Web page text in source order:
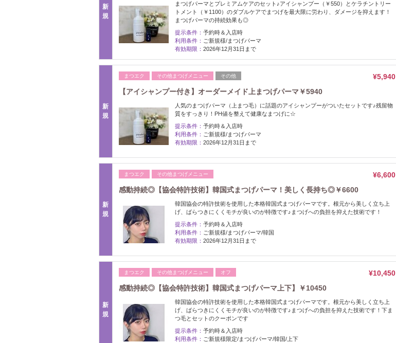
新
規
まつげパーマとプレミアムケアのセット♪アイシャンプー（￥550）とケラチントリー
トメント（￥1100）のダブルケアでまつげを最大限に労わり、ダメージを抑えます！
まつげパーマの持続効果も◎
提示条件： 予約時＆入店時
利用条件： ご新規様/まつげパーマ
有効期限： 2026年12月31日まで
新
規
まつエク その他まつげメニュー その他
¥5,940
【アイシャンプー付き】オーダーメイド上まつげパーマ￥5940
人気のまつげパーマ（上まつ毛）に話題のアイシャンプーがついたセットです♪残留物
質をすっきり！PH値を整えて健康なまつげに☆
提示条件： 予約時＆入店時
利用条件： ご新規様/まつげパーマ
有効期限： 2026年12月31日まで
新
規
まつエク その他まつげメニュー
¥6,600
感動持続◎【協会特許技術】韓国式まつげパーマ！美しく長持ち◎￥6600
韓国協会の特許技術を使用した本格韓国式まつげパーマです。根元から美しく立ち上
げ、ばらつきにくくモチが良いのが特徴です♪まつげへの負担を抑えた技術です！
提示条件： 予約時＆入店時
利用条件： ご新規様/まつげパーマ/韓国
有効期限： 2026年12月31日まで
新
規
まつエク その他まつげメニュー オフ
¥10,450
感動持続◎【協会特許技術】韓国式まつげパーマ上下】￥10450
韓国協会の特許技術を使用した本格韓国式まつげパーマです。根元から美しく立ち上
げ、ばらつきにくくモチが良いのが特徴です♪まつげへの負担を抑えた技術です！下ま
つ毛とセットのクーポンです
提示条件： 予約時＆入店時
利用条件： ご新規様限定/まつげパーマ/韓国/上下